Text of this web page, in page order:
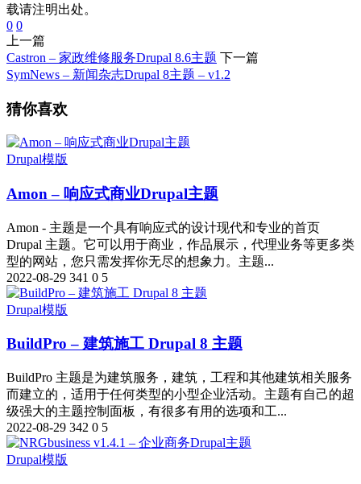
载请注明出处。
0 0
上一篇
Castron – 家政维修服务Drupal 8.6主题 下一篇
SymNews – 新闻杂志Drupal 8主题 – v1.2
猜你喜欢
Drupal模版
Amon – 响应式商业Drupal主题
Amon - 主题是一个具有响应式的设计现代和专业的首页
Drupal 主题。它可以用于商业，作品展示，代理业务等更多类
型的网站，您只需发挥你无尽的想象力。主题...
2022-08-29 341 0 5
Drupal模版
BuildPro – 建筑施工 Drupal 8 主题
BuildPro 主题是为建筑服务，建筑，工程和其他建筑相关服务
而建立的，适用于任何类型的小型企业活动。主题有自己的超
级强大的主题控制面板，有很多有用的选项和工...
2022-08-29 342 0 5
Drupal模版